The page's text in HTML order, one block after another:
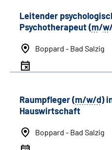
Leitender
Psychotherapeut (m/w
Boppard - Bad Salzig
Raumpfleger (m/w/d)
Hauswirtschaft
Boppard - Bad Salzig